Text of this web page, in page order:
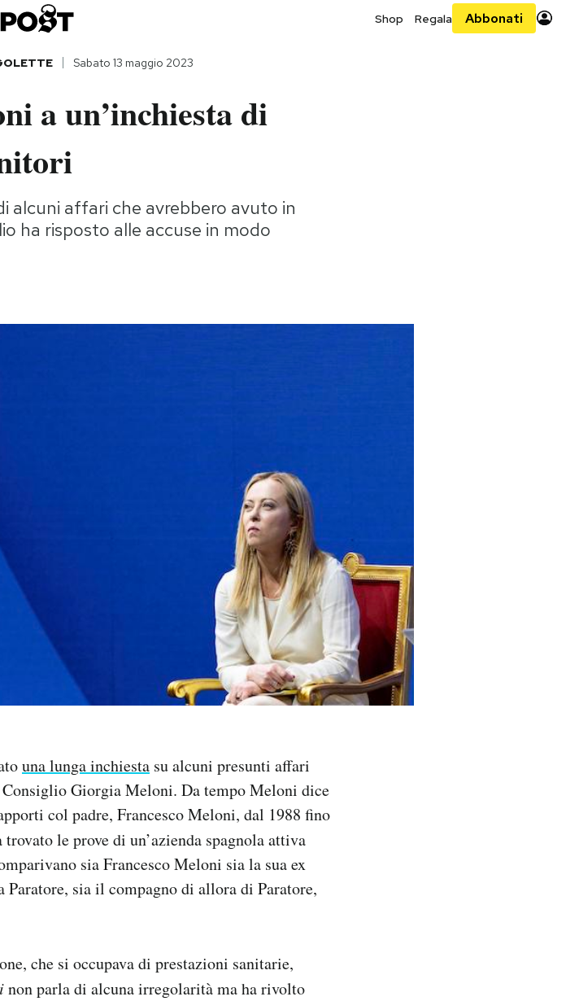
Shop Regala Abbonati
Sabato 13 maggio 2023
a un’inchiesta di
alcuni affari che avrebbero avuto in
ha risposto alle accuse in modo
una lunga inchiesta su alcuni presunti affari
Giorgia Meloni. Da tempo Meloni dice
col padre, Francesco Meloni, dal 1988 fino
trovato le prove di un’azienda spagnola attiva
sia Francesco Meloni sia la sua ex
sia il compagno di allora di Paratore,
che si occupava di prestazioni sanitarie,
non parla di alcuna irregolarità ma ha rivolto